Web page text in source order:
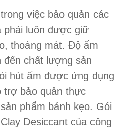
việc bảo quản các
phải luôn được giữ
thoáng mát. Độ ẩm
chất lượng sản
hút ẩm được ứng dụng
trợ bảo quản thực
phẩm bánh kẹo. Gói
Desiccant của công